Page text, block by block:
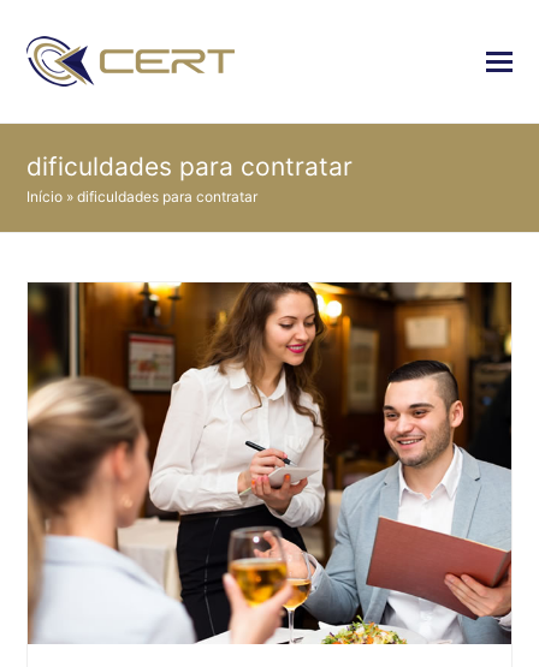
dificuldades para contratar
Início »dificuldades para contratar